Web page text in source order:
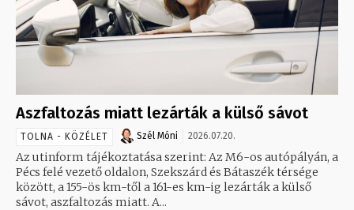
Aszfaltozás miatt lezárták a külső sávot
TOLNA - KÖZÉLET Szél Móni 2026.07.20.
Az utinform tájékoztatása szerint: Az M6-os autópályán, a
Pécs felé vezető oldalon, Szekszárd és Bátaszék térsége
között, a 155-ös km-től a 161-es km-ig lezárták a külső
sávot, aszfaltozás miatt. A...